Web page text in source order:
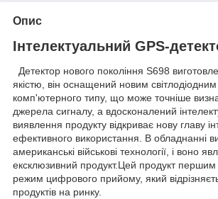
Опис
Інтелектуальний GPS-
Детектор нового покоління S698
якістю, він оснащений новим
комп'ютерного типу, що може точніше
джерела сигналу, а вдосконалений
виявлення продукту відкриває нову главу
ефективного використання. В обладнанні
американські військові технології, і воно
ексклюзивний продукт.Цей продукт першим
режим цифрового прийому, який
продуктів на ринку.